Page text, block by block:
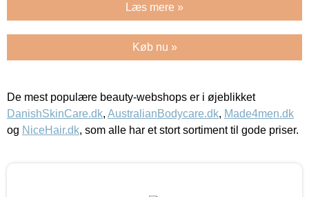
Læs mere »
Køb nu »
De mest populære beauty-webshops er i øjeblikket
DanishSkinCare.dk, AustralianBodycare.dk, Made4men.dk
og NiceHair.dk, som alle har et stort sortiment til gode priser.